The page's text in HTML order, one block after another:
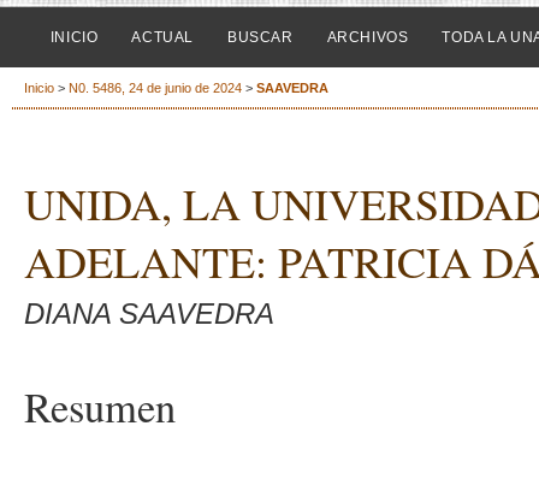
INICIO ACTUAL BUSCAR ARCHIVOS TODA LA
Inicio > N0. 5486, 24 de junio de 2024 > SAAVEDRA
UNIDA, LA
ADELANTE: PATRICIA
DIANA SAAVEDRA
Resumen